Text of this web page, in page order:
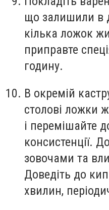
що залишили в
кілька ложок
приправте
годину.
В окремій
столові ложки
і перемішайте
консистенції.
зовочами та
Доведіть до
хвилин,